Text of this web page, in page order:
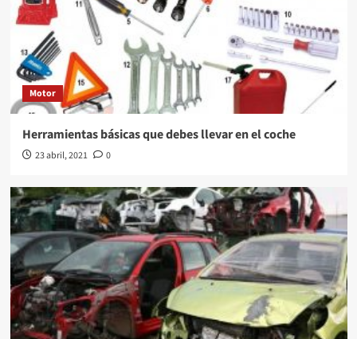
Motor
Herramientas básicas que debes llevar en el coche
23 abril, 2021 0